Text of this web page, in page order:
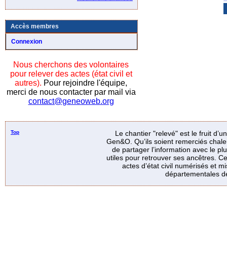
Accès membres
Connexion
Nous cherchons des volontaires
pour relever des actes (état civil et
autres). Pour rejoindre l'équipe,
merci de nous contacter par mail via
contact@geneoweb.org
Top
Le chantier "relevé" est le fruit
Gen&O. Qu’ils soient remerciés
de partager l’information avec le
utiles pour retrouver ses ancêtres.
actes d’état civil numérisés et
départementales